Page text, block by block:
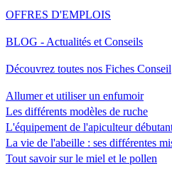
OFFRES D'EMPLOIS
BLOG - Actualités et Conseils
Découvrez toutes nos Fiches Conseil
Allumer et utiliser un enfumoir
Les différents modèles de ruche
L'équipement de l'apiculteur
La vie de l'abeille : ses différentes
Tout savoir sur le miel et le pollen